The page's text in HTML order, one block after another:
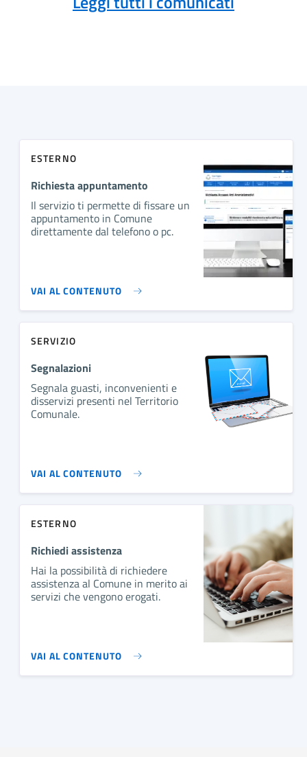
ESTERNO
Richiesta appuntamento
Il servizio ti permette di fissare un
appuntamento in Comune
direttamente dal telefono o pc.
VAI AL CONTENUTO
SERVIZIO
Segnalazioni
Segnala guasti, inconvenienti e
disservizi presenti nel Territorio
Comunale.
VAI AL CONTENUTO
ESTERNO
Richiedi assistenza
Hai la possibilità di richiedere
assistenza al Comune in merito ai
servizi che vengono erogati.
VAI AL CONTENUTO